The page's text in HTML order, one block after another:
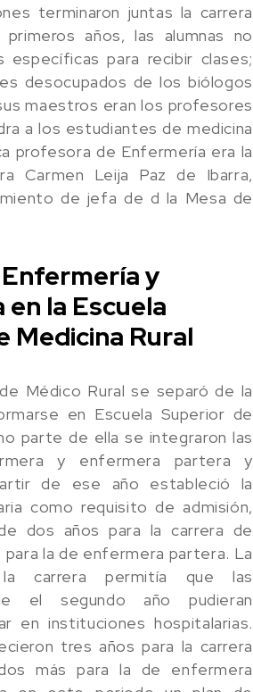
terminaron juntas la carrera
años, las alumnas no
específicas para recibir clases;
desocupados de los biólogos
maestros eran los profesores
a los estudiantes de medicina
profesora de Enfermería era la
Carmen Leija Paz de Ibarra,
de jefa de d la Mesa de
y
la Escuela
Medicina Rural
Médico Rural se separó de la
en Escuela Superior de
parte de ella se integraron las
y enfermera partera y
de ese año estableció la
como requisito de admisión,
dos años para la carrera de
la de enfermera partera. La
la carrera permitía que las
el segundo año pudieran
en instituciones hospitalarias.
tres años para la carrera
más para la de enfermera